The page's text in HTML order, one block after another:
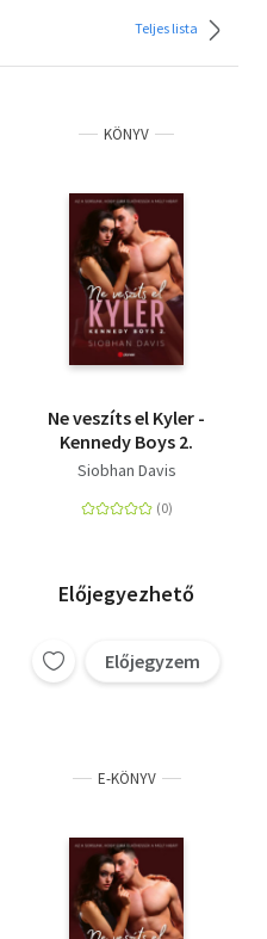
Teljes lista
KÖNYV
Ne veszíts el Kyler -
Kennedy Boys 2.
Siobhan Davis
Előjegyezhető
Előjegyzem
E-KÖNYV